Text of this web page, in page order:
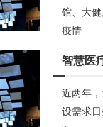
馆、大
疫情
智慧医
近两年
设需求